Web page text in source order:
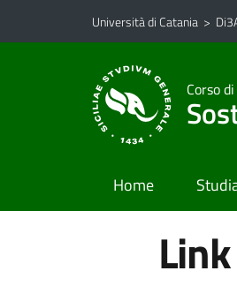
Vai al contenuto principale
Vai al menu di navigazione
Università di Catania >
Corso
Home